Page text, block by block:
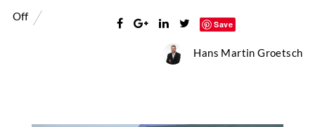
Off
Save
Hans Martin Groetsch